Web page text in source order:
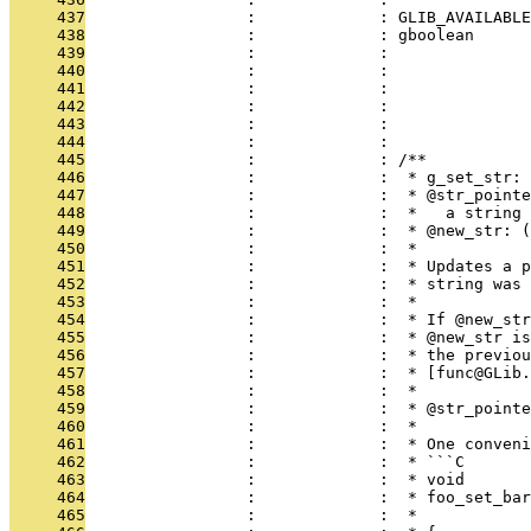
     437
:             :
     438
:             : gboolean
     439
:             :
     440
:             :
     441
:             :
     442
:             :
     443
:             :
     444
                 :             :
     445
                 :             : /**
     446
:             :  * g_set_str:
     447
:             :  *
     448
:             :  *   a string
     449
:             :  * @new_str:
     450
                 :             :  *
     451
:             :  * Updates a
     452
:             :  * string was
     453
                 :             :  *
     454
:             :  * If
     455
:             :  * @new_str
     456
:             :  * the
     457
:             :  *
     458
                 :             :  *
     459
:             :  *
     460
                 :             :  *
     461
:             :  * One
     462
                 :             :  * ```C
     463
                 :             :  * void
     464
:             :  *
     465
:             :  *